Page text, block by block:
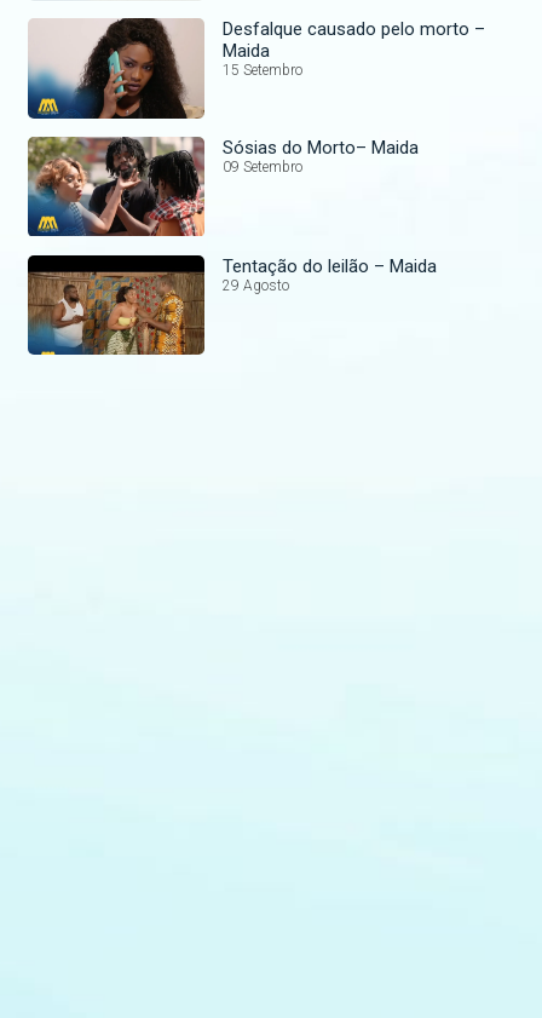
Desfalque causado pelo morto –
Maida
15 Setembro
Sósias do Morto– Maida
09 Setembro
Tentação do leilão – Maida
29 Agosto